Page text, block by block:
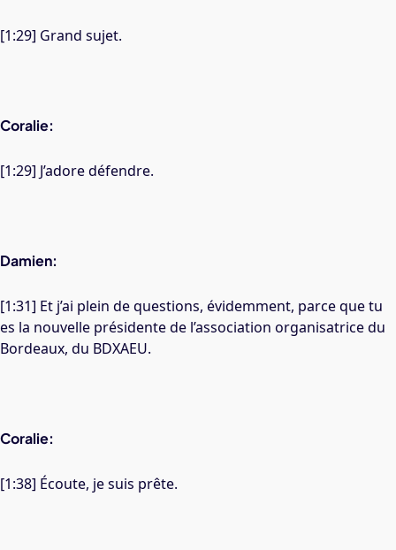
[1:29] Grand sujet.
Coralie:
[1:29] J’adore défendre.
Damien:
[1:31] Et j’ai plein de questions, évidemment, parce que tu
es la nouvelle présidente de l’association organisatrice du
Bordeaux, du BDXAEU.
Coralie:
[1:38] Écoute, je suis prête.